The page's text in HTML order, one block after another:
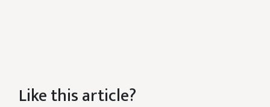
Like this article?